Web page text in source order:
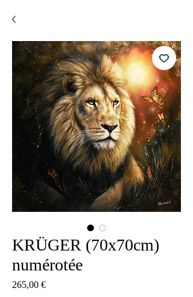
KRÜGER (70x70cm)
numérotée
265,00 €Цена